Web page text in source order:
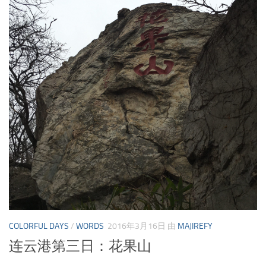
COLORFUL DAYS / WORDS 2016年3月16日 由 MAJIREFY
连云港第三日：花果山